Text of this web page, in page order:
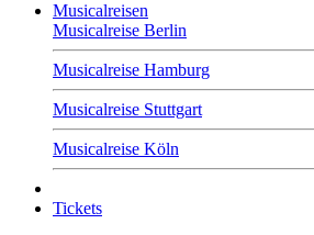
Musicalreisen
Musicalreise Berlin
Musicalreise Hamburg
Musicalreise Stuttgart
Musicalreise Köln
Tickets